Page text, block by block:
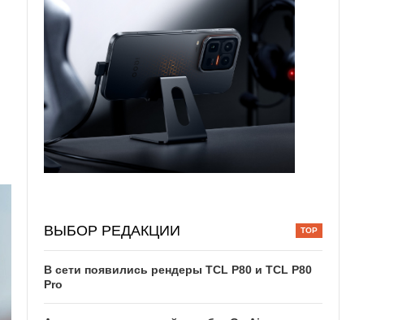
ВЫБОР РЕДАКЦИИ
В сети появились рендеры TCL P80 и TCL P80
Pro